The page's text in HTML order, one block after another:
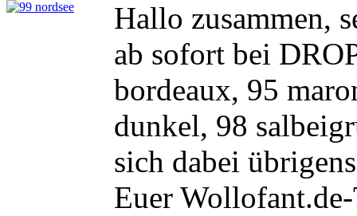
Hallo zusammen,
ab sofort bei
bordeaux, 95
dunkel, 98
sich dabei
Euer Wollofant.de-